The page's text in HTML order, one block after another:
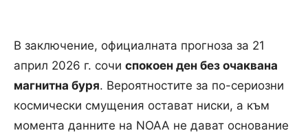
В заключение, официалната прогноза за 21
април 2026 г. сочи спокоен ден без очаквана
магнитна буря. Вероятностите за по-сериозни
космически смущения остават ниски, а към
момента данните на NOAA не дават основание